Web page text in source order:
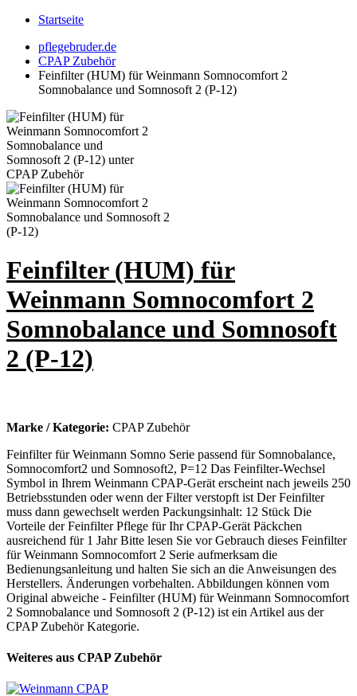
Startseite
pflegebruder.de
CPAP Zubehör
Feinfilter (HUM) für Weinmann Somnocomfort 2
Somnobalance und Somnosoft 2 (P-12)
Feinfilter (HUM) für
Weinmann Somnocomfort 2
Somnobalance und Somnosoft
2 (P-12)
Marke / Kategorie: CPAP Zubehör
Feinfilter für Weinmann Somno Serie passend für Somnobalance,
Somnocomfort2 und Somnosoft2, P=12 Das Feinfilter-Wechsel
Symbol in Ihrem Weinmann CPAP-Gerät erscheint nach jeweils 250
Betriebsstunden oder wenn der Filter verstopft ist Der Feinfilter
muss dann gewechselt werden Packungsinhalt: 12 Stück Die
Vorteile der Feinfilter Pflege für Ihr CPAP-Gerät Päckchen
ausreichend für 1 Jahr Bitte lesen Sie vor Gebrauch dieses Feinfilter
für Weinmann Somnocomfort 2 Serie aufmerksam die
Bedienungsanleitung und halten Sie sich an die Anweisungen des
Herstellers. Änderungen vorbehalten. Abbildungen können vom
Original abweiche - Feinfilter (HUM) für Weinmann Somnocomfort
2 Somnobalance und Somnosoft 2 (P-12) ist ein Artikel aus der
CPAP Zubehör Kategorie.
Weiteres aus CPAP Zubehör